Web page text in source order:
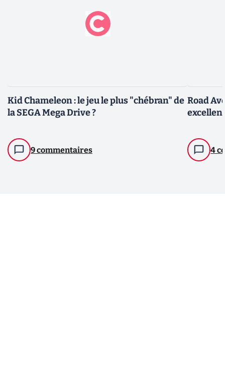
Kid Chameleon : le jeu le plus "chébran" de
la SEGA Mega Drive ?
9 commentaires
Road
4